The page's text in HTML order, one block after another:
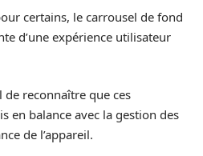
certains, le carrousel de fond
d’une expérience utilisateur
de reconnaître que ces
en balance avec la gestion des
de l’appareil.